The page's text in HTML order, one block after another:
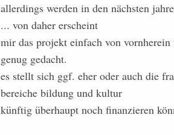
allerdings werden in den nächsten
... von daher erscheint
mir das projekt einfach von
genug gedacht.
es stellt sich ggf. eher oder auch die
bereiche bildung und kultur
künftig überhaupt noch finanzieren